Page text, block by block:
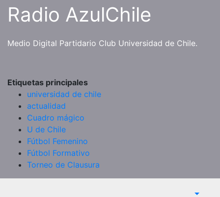
SaltarRadio AzulChile
Medio Digital Partidario Club Universidad de Chile.
Etiquetas principales
universidad de chile
actualidad
Cuadro mágico
U de Chile
Fútbol Femenino
Fútbol Formativo
Torneo de Clausura